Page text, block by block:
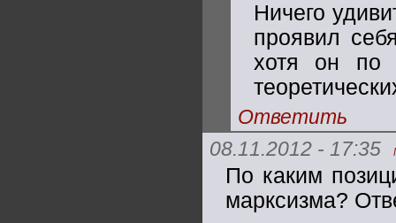
Ничего
проявил
хотя он по
Ответить
08.11.2012 - 17:35
По каким
марксизма?